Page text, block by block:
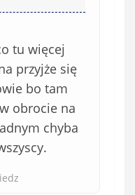
tu więcej
przyjże się
bo tam
obrocie na
chyba